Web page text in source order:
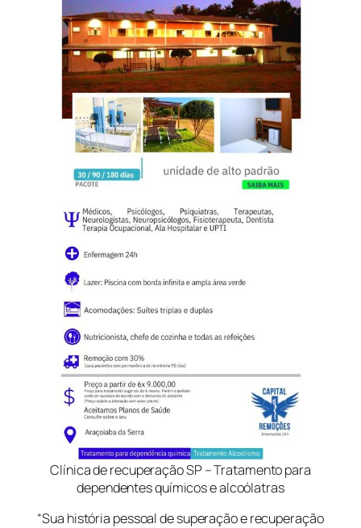
Clínica de recuperação SP – Tratamento para
dependentes químicos e alcoólatras
“Sua história pessoal de superação e recuperação